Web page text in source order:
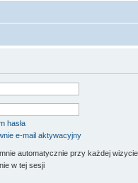
hasła
e-mail aktywacyjny
automatycznie przy każdej wizycie
w tej sesji